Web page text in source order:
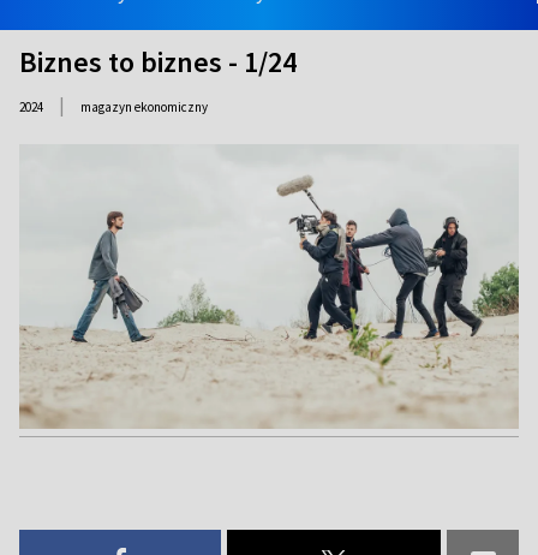
Biznes to biznes - 1/24
2024 | magazyn ekonomiczny